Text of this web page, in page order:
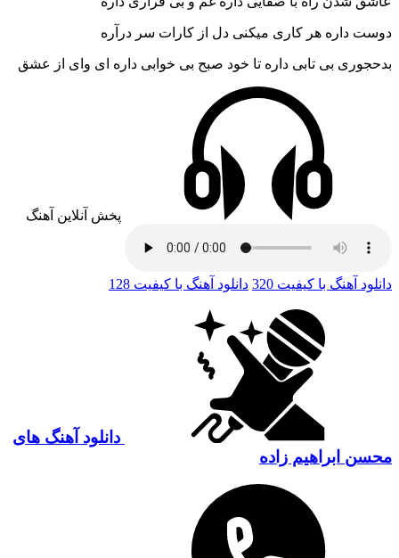
دوست داره هر کاری میکنی دل از کارات سر درآره
بدحجوری بی تابی داره تا خود صبح بی خوابی داره ای وای از عشق
پخش آنلاین آهنگ
دانلود آهنگ با کیفیت 320 دانلود آهنگ با کیفیت 128
دانلود آهنگ های
محسن ابراهیم زاده